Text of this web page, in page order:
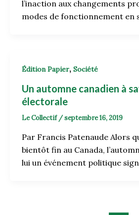
l’inaction aux changements
modes de fonctionnement en
Édition Papier, Société
Un automne canadien à
électorale
Le Collectif /septembre 16, 2019
Par Francis Patenaude Alors
bientôt fin au Canada,
lui un événement politique